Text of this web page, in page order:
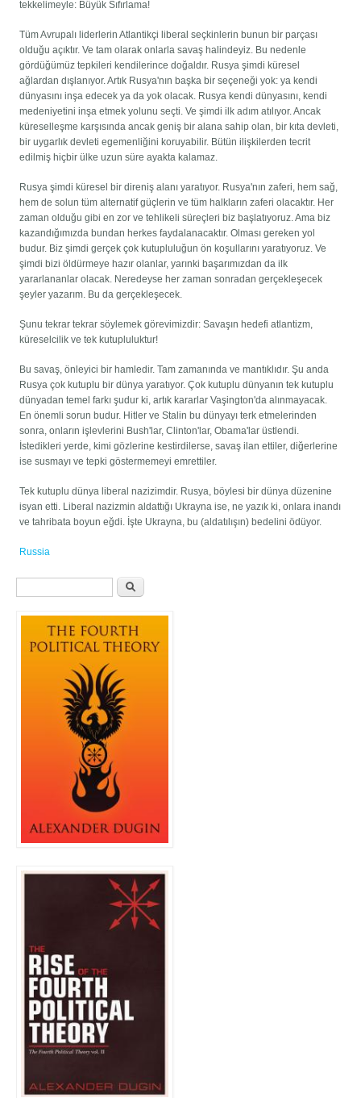
tekkelimeyle: Büyük Sıfırlama!
Tüm Avrupalı ​​liderlerin Atlantikçi liberal seçkinlerin bunun bir parçası
olduğu açıktır. Ve tam olarak onlarla savaş halindeyiz. Bu nedenle
gördüğümüz tepkileri kendilerince doğaldır. Rusya şimdi küresel
ağlardan dışlanıyor. Artık Rusya'nın başka bir seçeneği yok: ya kendi
dünyasını inşa edecek ya da yok olacak. Rusya kendi dünyasını, kendi
medeniyetini inşa etmek yolunu seçti. Ve şimdi ilk adım atılıyor. Ancak
küreselleşme karşısında ancak geniş bir alana sahip olan, bir kıta devleti,
bir uygarlık devleti egemenliğini koruyabilir. Bütün ilişkilerden tecrit
edilmiş hiçbir ülke uzun süre ayakta kalamaz.
Rusya şimdi küresel bir direniş alanı yaratıyor. Rusya'nın zaferi, hem sağ,
hem de solun tüm alternatif güçlerin ve tüm halkların zaferi olacaktır. Her
zaman olduğu gibi en zor ve tehlikeli süreçleri biz başlatıyoruz. Ama biz
kazandığımızda bundan herkes faydalanacaktır. Olması gereken yol
budur. Biz şimdi gerçek çok kutupluluğun ön koşullarını yaratıyoruz. Ve
şimdi bizi öldürmeye hazır olanlar, yarınki başarımızdan da ilk
yararlananlar olacak. Neredeyse her zaman sonradan gerçekleşecek
şeyler yazarım. Bu da gerçekleşecek.
Şunu tekrar tekrar söylemek görevimizdir: Savaşın hedefi atlantizm,
küreselcilik ve tek kutupluluktur!
Bu savaş, önleyici bir hamledir. Tam zamanında ve mantıklıdır. Şu anda
Rusya çok kutuplu bir dünya yaratıyor. Çok kutuplu dünyanın tek kutuplu
dünyadan temel farkı şudur ki, artık kararlar Vaşington'da alınmayacak.
En önemli sorun budur. Hitler ve Stalin bu dünyayı terk etmelerinden
sonra, onların işlevlerini Bush'lar, Clinton'lar, Obama'lar üstlendi.
İstedikleri yerde, kimi gözlerine kestirdilerse, savaş ilan ettiler, diğerlerine
ise susmayı ve tepki göstermemeyi emrettiler.
Tek kutuplu dünya liberal nazizimdir. Rusya, böylesi bir dünya düzenine
isyan etti. Liberal nazizmin aldattığı Ukrayna ise, ne yazık ki, onlara inandı
ve tahribata boyun eğdi. İşte Ukrayna, bu (aldatılışın) bedelini ödüyor.
Russia
Search form Search